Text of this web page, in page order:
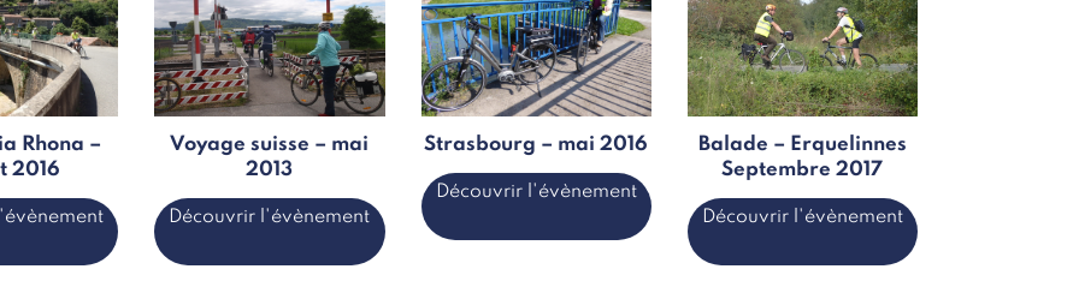
Rhona –
2016
Voyage suisse – mai
2013
Découvrir l'évènement
Strasbourg – mai 2016
Découvrir l'évènement
Balade – Erquelinnes
Septembre 2017
Découvrir l'évènement